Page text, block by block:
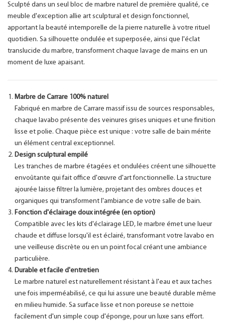
Sculpté dans un seul bloc de marbre naturel de première qualité, ce
meuble d'exception allie art sculptural et design fonctionnel,
apportant la beauté intemporelle de la pierre naturelle à votre rituel
quotidien. Sa silhouette ondulée et superposée, ainsi que l'éclat
translucide du marbre, transforment chaque lavage de mains en un
moment de luxe apaisant.
Marbre de Carrare 100% naturel
Fabriqué en marbre de Carrare massif issu de sources responsables,
chaque lavabo présente des veinures grises uniques et une finition
lisse et polie. Chaque pièce est unique : votre salle de bain mérite
un élément central exceptionnel.
Design sculptural empilé
Les tranches de marbre étagées et ondulées créent une silhouette
envoûtante qui fait office d'œuvre d'art fonctionnelle. La structure
ajourée laisse filtrer la lumière, projetant des ombres douces et
organiques qui transforment l'ambiance de votre salle de bain.
Fonction d'éclairage doux intégrée (en option)
Compatible avec les kits d'éclairage LED, le marbre émet une lueur
chaude et diffuse lorsqu'il est éclairé, transformant votre lavabo en
une veilleuse discrète ou en un point focal créant une ambiance
particulière.
Durable et facile d'entretien
Le marbre naturel est naturellement résistant à l'eau et aux taches
une fois imperméabilisé, ce qui lui assure une beauté durable même
en milieu humide. Sa surface lisse et non poreuse se nettoie
facilement d'un simple coup d'éponge, pour un luxe sans effort.